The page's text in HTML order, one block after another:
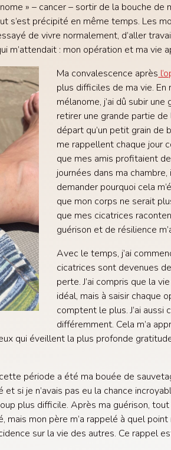
» – cancer – sortir de la bouche
s’est précipité en même temps. Les
de vivre normalement, d’aller
m’attendait : mon opération et ma vie
Ma convalescence après
plus difficiles de ma vie. En
mélanome, j’ai dû subir
retirer une grande partie de
départ qu’un petit grain de
me rappellent chaque jour
que mes amis profitaient de
journées dans ma
demander pourquoi cela
que mon corps ne serait
que mes cicatrices
guérison et de résilience
Avec le temps, j’ai
cicatrices sont devenues
perte. J’ai compris que la
idéal, mais à saisir chaque
comptent le plus. J’ai
différemment. Cela m’a
qui éveillent la plus profonde
période a été ma bouée de
et si je n’avais pas eu la chance
plus difficile. Après ma guérison,
mais mon père m’a rappelé à quel
sur la vie des autres. Ce rappel